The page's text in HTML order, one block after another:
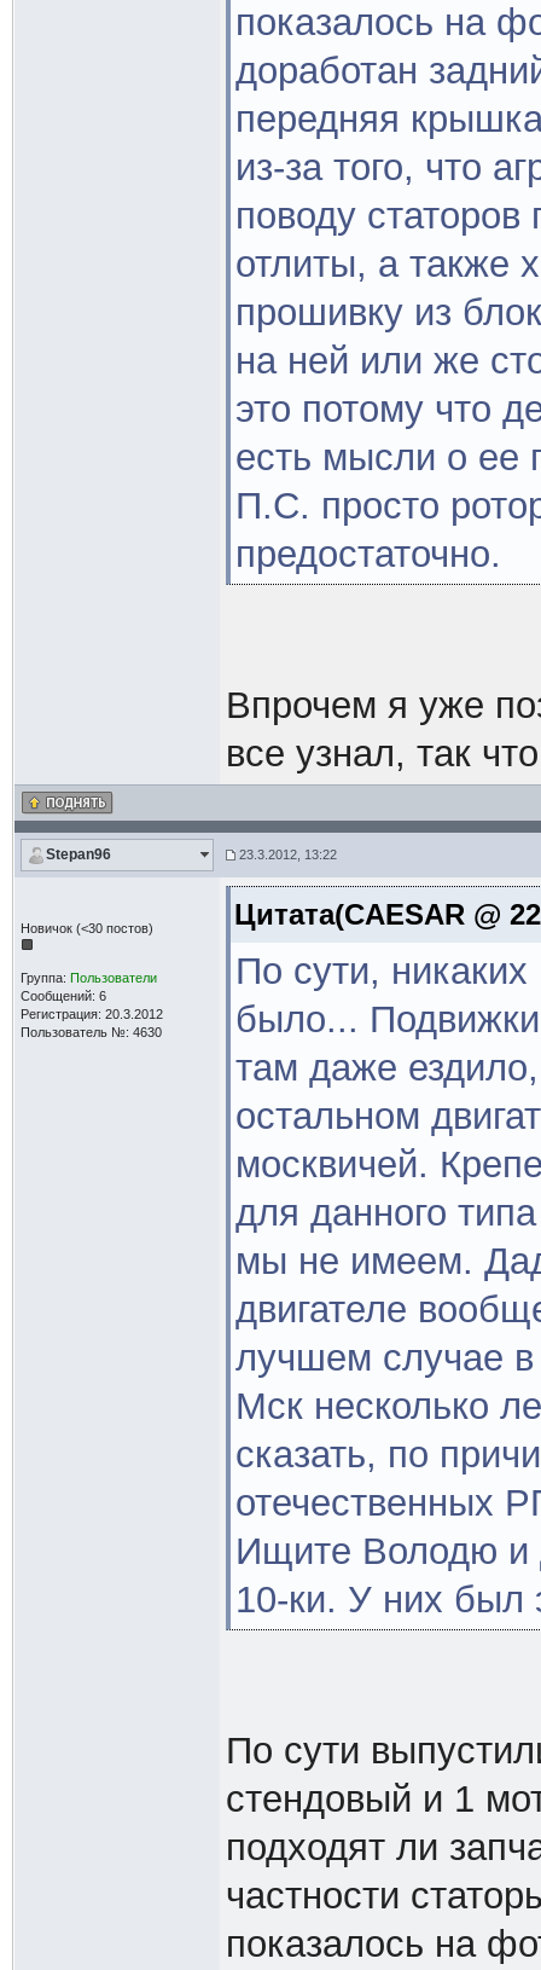
показалось на
доработан
передняя
из-за того, что
поводу статоров
отлиты, а также
прошивку из
на ней или же
это потому что
есть мысли о ее
П.С. просто
предостаточно.
Впрочем я уже
все узнал, так
Stepan96 23.3.2012, 13:22
Новичок (<30 постов)
Группа: Пользователи
Сообщений: 6
Регистрация: 20.3.2012
Пользователь №: 4630
Цитата(CAESAR @
По сути,
было...
там даже
остальном
москвичей.
для данного
мы не имеем.
двигателе
лучшем случае
Мск несколько
сказать, по
отечественных
Ищите Володю и
10-ки. У них был
По сути
стендовый и 1
подходят ли
частности
показалось на